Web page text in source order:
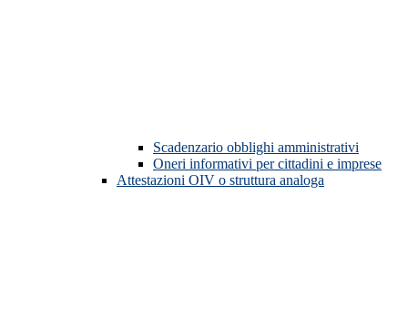
Scadenzario obblighi amministrativi
Oneri informativi per cittadini e imprese
Attestazioni OIV o struttura analoga